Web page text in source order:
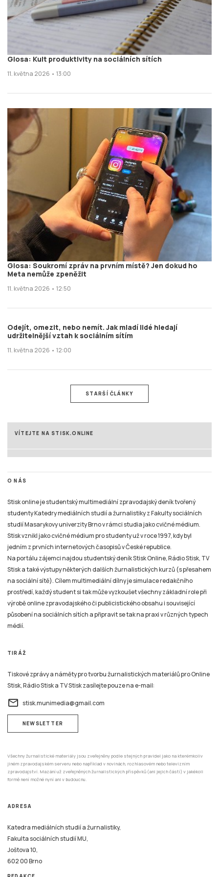
Glosa: Kult produktivity na sociálních sítích
11. května 2026 • 13:00
Glosa: Soukromí zpráv na prvním místě? Jen dokud ho
Meta nemůže zpeněžit
11. května 2026 • 12:50
Odejít, omezit, nebo nemít. Jak mladí lidé hledají
udržitelnější vztah k sociálním sítím
11. května 2026 • 12:00
STARŠÍ ČLÁNKY
VÍTEJTE NA STISK.ONLINE
O NÁS
Stisk online je studentský multimediální zpravodajský deník tvořený
studenty Katedry mediálních studií a žurnalistiky z Fakulty sociálních
studií Masarykovy univerzity Brno v rámci studia jako cvičné médium.
Stisk vznikl jako cvičné médium pro studenty už v roce 1997, kdy byl
jedním z prvních internetových časopisů v České republice.
Na portálu zájemci najdou studentský deník Stisk Online, Rádio Stisk, TV
Stisk a také výstupy některých dalších žurnalistických kurzů (s přesahem
na sociální sítě). Cílem multimediální dílny je simulace redakčního
prostředí, každý student si tak může vyzkoušet všechny základní role při
výrobě online zpravodajského či publicistického obsahu i související
působení na sociálních sítích a připravit se tak na praxi v různých typech
médií.
TIRÁŽ
Tiskové zprávy a náměty pro tvorbu žurnalistických materiálů pro Online
Stisk, Rádio Stisk a TV Stisk zasílejte pouze na e-mail:
email stisk.munimedia@gmail.com
NEWSLETTER
Všechny žurnalistické materiály jsou zveřejněny podle stejných pravidel jako na kterémkoliv
jiném zpravodajském serveru nebo například v novinách, rozhlasovém nebo televizním
zpravodajství. Mazání už zveřejněných žurnalistických příspěvků (ani jejich částí) v jakékoli
formě není možné nyní ani v budoucnu.
ADRESA
Katedra mediálních studií a žurnalistiky,
Fakulta sociálních studií MU,
Joštova 10,
602 00 Brno